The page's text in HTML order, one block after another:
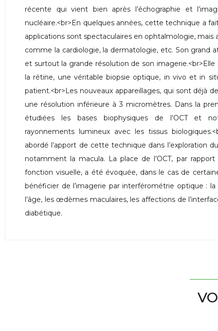
récente qui vient bien après l’échographie et
nucléaire.<br>En quelques années, cette technique a
applications sont spectaculaires en ophtalmologie, mais
comme la cardiologie, la dermatologie, etc. Son grand
et surtout la grande résolution de son imagerie.<br>Elle
la rétine, une véritable biopsie optique, in vivo et in
patient.<br>Les nouveaux appareillages, qui sont déjà
une résolution inférieure à 3 micromètres. Dans la
étudiées les bases biophysiques de l’OCT et
rayonnements lumineux avec les tissus
abordé l’apport de cette technique dans l’exploration
notamment la macula. La place de l’OCT, par
fonction visuelle, a été évoquée, dans le cas de
bénéficier de l’imagerie par interférométrie optique :
l’âge, les œdèmes maculaires, les affections de
diabétique.